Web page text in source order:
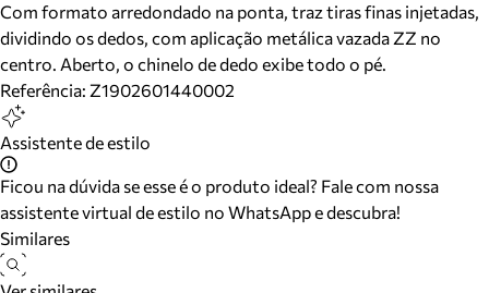
Com formato arredondado na ponta, traz tiras finas injetadas,
dividindo os dedos, com aplicação metálica vazada ZZ no
centro. Aberto, o chinelo de dedo exibe todo o pé.
Referência: Z1902601440002
Assistente de estilo
Ficou na dúvida se esse é o produto ideal? Fale com nossa
assistente virtual de estilo no WhatsApp e descubra!
Similares